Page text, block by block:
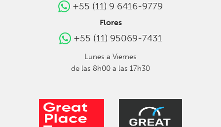
+55 (11) 9 6416-9779
Flores
+55 (11) 95069-7431
Lunes a Viernes
de las 8h00 a las 17h30